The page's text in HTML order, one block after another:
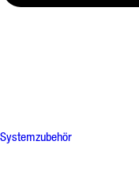
Systemzubehör